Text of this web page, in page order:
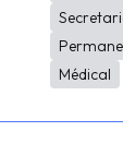
Médical